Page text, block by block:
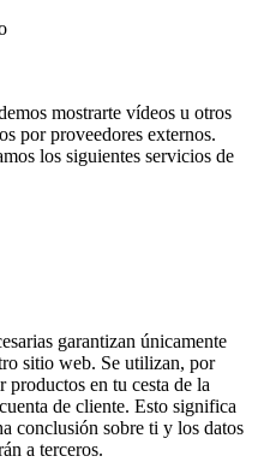
mostrarte vídeos u otros
por proveedores externos.
los siguientes servicios de
garantizan únicamente
sitio web. Se utilizan, por
en tu cesta de la
de cliente. Esto significa
conclusión sobre ti y los datos
a terceros.